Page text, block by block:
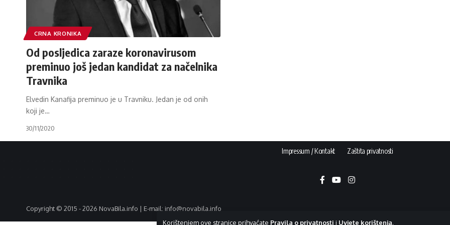
Korištenjem ove stranice prihvaćate Pravila o privatnosti i Uvjete korištenja.
CRNA KRONIKA
Od posljedica zaraze koronavirusom
preminuo još jedan kandidat za načelnika
Travnika
Elvedin Kanafija preminuo je u Travniku. Jedan je od onih
koji je…
30/11/2020
Impressum / Kontakt Zaštita privatnosti
Copyright © 2015 - 2026 NovaBila.info | E-mail: info@novabila.info